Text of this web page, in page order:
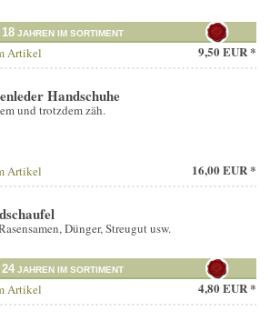
18 JAHREN IM SORTIMENT
Artikel 9,50 EUR *
Handschuhe
und trotzdem zäh.
Artikel 16,00 EUR *
Dünger, Streugut usw.
24 JAHREN IM SORTIMENT
Artikel 4,80 EUR *